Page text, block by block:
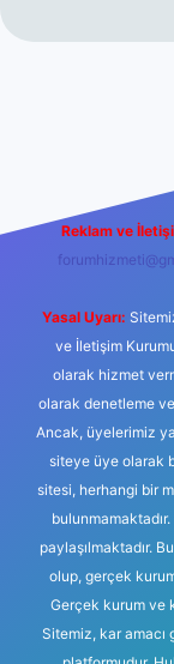
Reklam ve
Yasal Uyarı:
ve İletişim
olarak hizmet
olarak denetleme
Ancak, üyelerimiz
siteye üye olarak
sitesi, herhangi bir
paylaşılmaktadır.
olup, gerçek
Gerçek kurum ve
Sitemiz, kar amacı